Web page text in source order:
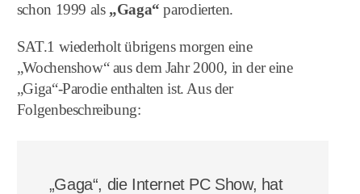
schon 1999 als „Gaga“ parodierten.
SAT.1 wiederholt übrigens morgen eine
„Wochenshow“ aus dem Jahr 2000, in der eine
„Giga“-Parodie enthalten ist. Aus der
Folgenbeschreibung:
„Gaga“, die Internet PC Show, hat